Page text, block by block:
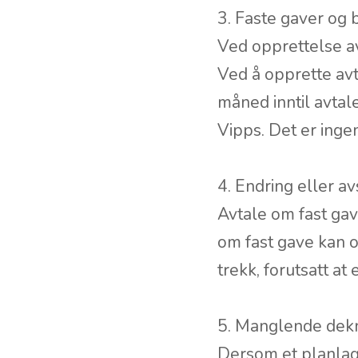
3. Faste gaver og
Ved opprettelse
Ved å opprette
måned inntil
Vipps. Det er
4. Endring eller
Avtale om fast
om fast gave kan
trekk, forutsatt at
5. Manglende